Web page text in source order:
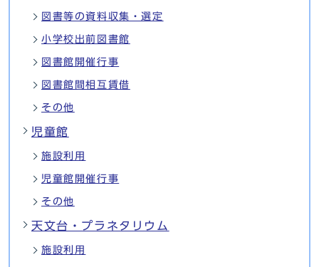
図書等の資料収集・選定
小学校出前図書館
図書館開催行事
図書館間相互賃借
その他
児童館
施設利用
児童館開催行事
その他
天文台・プラネタリウム
施設利用